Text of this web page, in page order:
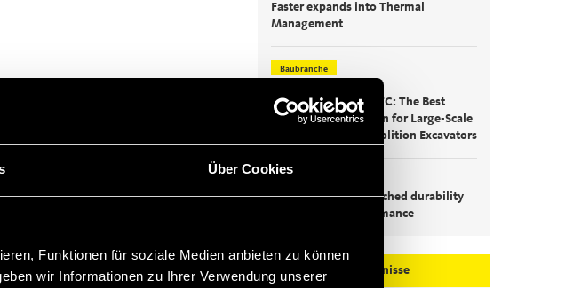
Über Cookies
Funktionen für soziale Medien anbieten zu können
wir Informationen zu Ihrer Verwendung unserer
Faster expands into Thermal
Management
Baubranche
Introducing MultiQTC: The Best
Benefit/Cost Solution for Large-Scale
Excavators and Demolition Excavators
Quick Swivel: unmatched durability
and leak-free performance
Bevorstehende Ereignisse